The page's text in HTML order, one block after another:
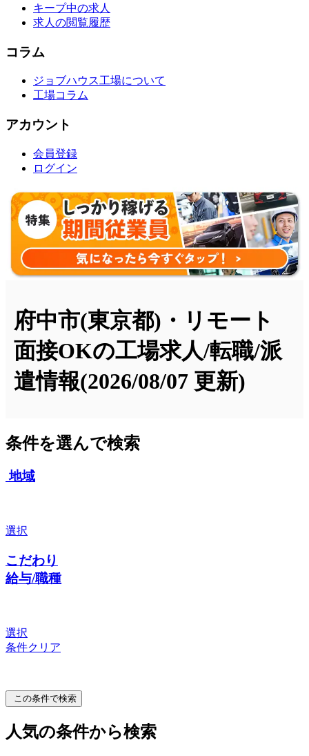
キープ中の求人
求人の閲覧履歴
コラム
ジョブハウス工場について
工場コラム
アカウント
会員登録
ログイン
府中市(東京都)・リモート
面接OKの工場求人/転職/派
遣情報(2026/08/07 更新)
条件を選んで検索
地域
選択
こだわり
給与/職種
選択
条件クリア
この条件で検索
人気の条件から検索